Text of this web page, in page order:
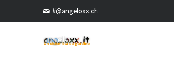
#@angeloxx.ch